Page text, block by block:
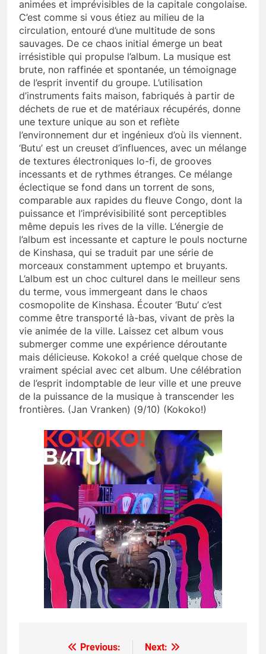
animées et imprévisibles de la capitale congolaise.
C’est comme si vous étiez au milieu de la
circulation, entouré d’une multitude de sons
sauvages. De ce chaos initial émerge un beat
irrésistible qui propulse l’album. La musique est
brute, non raffinée et spontanée, un témoignage
de l’esprit inventif du groupe. L’utilisation
d’instruments faits maison, fabriqués à partir de
déchets de rue et de matériaux récupérés, donne
une texture unique au son et reflète
l’environnement dur et ingénieux d’où ils viennent.
‘Butu’ est un creuset d’influences, avec un mélange
de textures électroniques lo-fi, de grooves
incessants et de rythmes étranges. Ce mélange
éclectique se fond dans un torrent de sons,
comparable aux rapides du fleuve Congo, dont la
puissance et l’imprévisibilité sont perceptibles
même depuis les rives de la ville. L’énergie de
l’album est incessante et capture le pouls nocturne
de Kinshasa, qui se traduit par une série de
morceaux constamment uptempo et bruyants.
L’album est un choc culturel dans le meilleur sens
du terme, vous immergeant dans le chaos
cosmopolite de Kinshasa. Écouter ‘Butu’ c’est
comme être transporté là-bas, vivant de près la
vie animée de la ville. Laissez cet album vous
submerger comme une expérience déroutante
mais délicieuse. Kokoko! a créé quelque chose de
vraiment spécial avec cet album. Une célébration
de l’esprit indomptable de leur ville et une preuve
de la puissance de la musique à transcender les
frontières. (Jan Vranken) (9/10) (Kokoko!)
Previous:
Next: